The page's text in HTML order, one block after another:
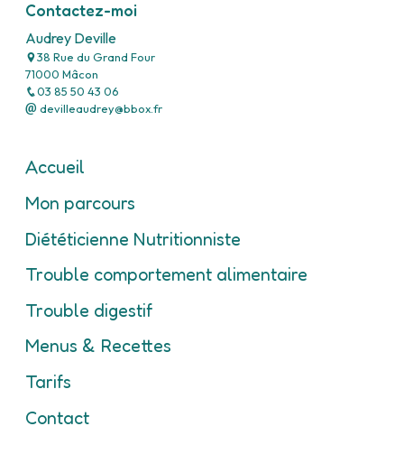
Contactez-moi
Audrey Deville
38 Rue du Grand Four
71000 Mâcon
03 85 50 43 06
devilleaudrey@bbox.fr
Accueil
Mon parcours
Diététicienne Nutritionniste
Trouble comportement alimentaire
Trouble digestif
Menus & Recettes
Tarifs
Contact